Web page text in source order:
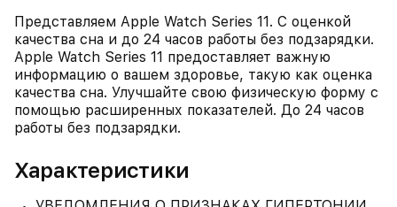
Представляем Apple Watch Series 11. С оценкой
качества сна и до 24 часов работы без подзарядки.
Apple Watch Series 11 предоставляет важную
информацию о вашем здоровье, такую как оценка
качества сна. Улучшайте свою физическую форму с
помощью расширенных показателей. До 24 часов
работы без подзарядки.
Характеристики